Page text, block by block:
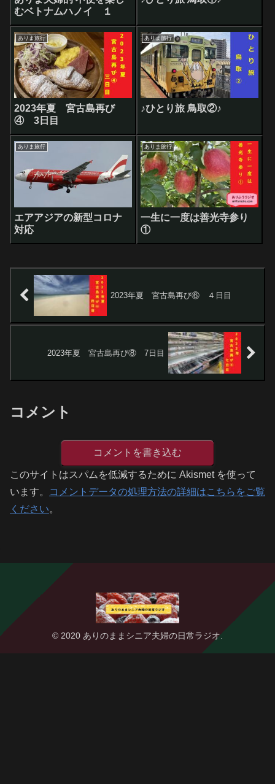
むベトナムハノイ １
ありま旅行
2023年夏 宮古島再び
④ 3日目
ありま旅行
♪ひとり旅 鳥取②♪
ありま旅行
エアアジアの新型コロナ
対応
ありま旅行
一生に一度は善光寺参り
①
2023年夏 宮古島再び⑥ ４日目
2023年夏 宮古島再び⑧ 7日目
コメント
コメントを書き込む
このサイトはスパムを低減するために Akismet を使って
います。
コメントデータの処理方法の詳細はこちらをご覧
ください。
© 2020 ありのままシニア夫婦の日常ラジオ.